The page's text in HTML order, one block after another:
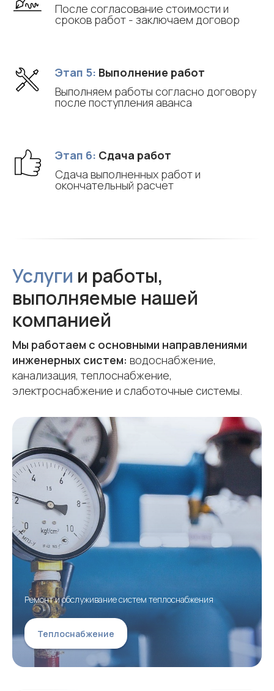
После согласование стоимости и
сроков работ - заключаем договор
Этап 5: Выполнение работ
Выполняем работы согласно договору
после поступления аванса
Этап 6: Сдача работ
Сдача выполненных работ и
окончательный расчет
Услуги и работы,
выполняемые нашей
компанией
Мы работаем с основными направлениями
инженерных систем: водоснабжение,
канализация, теплоснабжение,
электроснабжение и слаботочные системы.
Ремонт и обслуживание систем теплоснабжения
Теплоснабжение